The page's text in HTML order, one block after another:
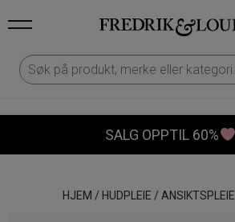
SALG OPPTIL 60%
HJEM / HUDPLEIE / ANSIKTSPLEIE